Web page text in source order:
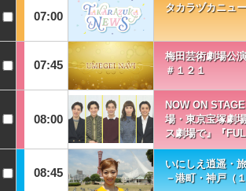
07:00
タカラヅカニュ
07:45
梅田芸術劇場公
＃１２１
08:00
NOW ON
場・東京宝塚劇
ス劇場で』『
08:45
いにしえ逍遥・
－港町・神戸（